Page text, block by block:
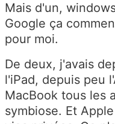
Mais d'un,
Google ça
pour moi.
De deux, j'avais
l'iPad, depuis peu
MacBook tous les
symbiose. Et